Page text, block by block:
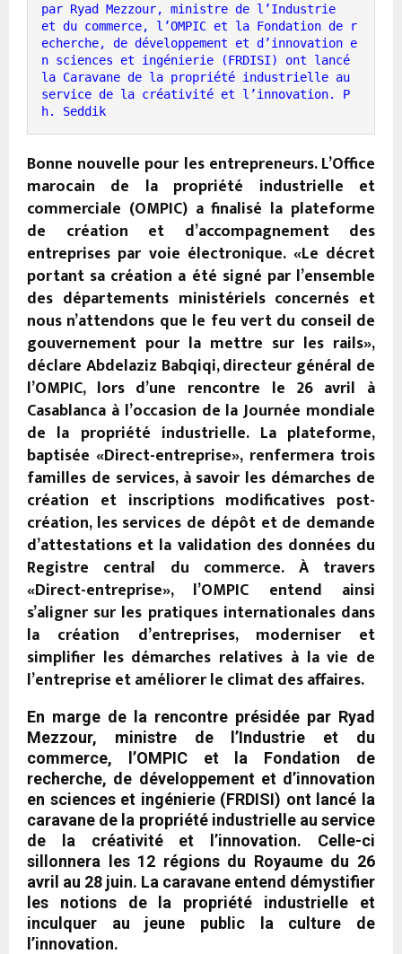
par Ryad Mezzour, ministre de l’Industrie
et du commerce, l’OMPIC et la Fondation de r
echerche, de développement et d’innovation e
n sciences et ingénierie (FRDISI) ont lancé
la Caravane de la propriété industrielle au
service de la créativité et l’innovation. P
h. Seddik
Bonne nouvelle pour les entrepreneurs. L’Office
marocain de la propriété industrielle et
commerciale (OMPIC) a finalisé la plateforme
de création et d’accompagnement des
entreprises par voie électronique. «Le décret
portant sa création a été signé par l’ensemble
des départements ministériels concernés et
nous n’attendons que le feu vert du conseil de
gouvernement pour la mettre sur les rails»,
déclare Abdelaziz Babqiqi, directeur général de
l’OMPIC, lors d’une rencontre le 26 avril à
Casablanca à l’occasion de la Journée mondiale
de la propriété industrielle. La plateforme,
baptisée «Direct-entreprise», renfermera trois
familles de services, à savoir les démarches de
création et inscriptions modificatives post-
création, les services de dépôt et de demande
d’attestations et la validation des données du
Registre central du commerce. À travers
«Direct-entreprise», l’OMPIC entend ainsi
s’aligner sur les pratiques internationales dans
la création d’entreprises, moderniser et
simplifier les démarches relatives à la vie de
l’entreprise et améliorer le climat des affaires.
En marge de la rencontre présidée par Ryad
Mezzour, ministre de l’Industrie et du
commerce, l’OMPIC et la Fondation de
recherche, de développement et d’innovation
en sciences et ingénierie (FRDISI) ont lancé la
caravane de la propriété industrielle au service
de la créativité et l’innovation. Celle-ci
sillonnera les 12 régions du Royaume du 26
avril au 28 juin. La caravane entend démystifier
les notions de la propriété industrielle et
inculquer au jeune public la culture de
l’innovation.